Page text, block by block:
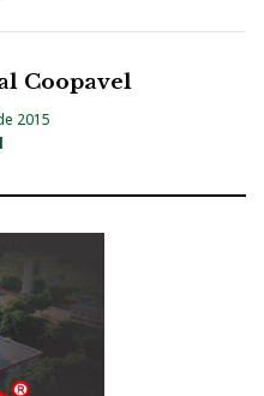
Coopavel
2015